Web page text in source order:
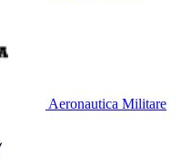
Aeronautica Militare